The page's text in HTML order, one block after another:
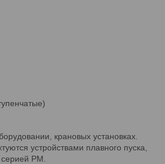
крановых установках.
устройствами плавного пуска,
РМ.